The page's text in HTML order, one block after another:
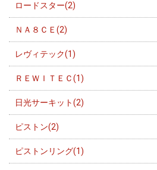
ロードスター(2)
ＮＡ８ＣＥ(2)
レヴィテック(1)
ＲＥＷＩＴＥＣ(1)
日光サーキット(2)
ピストン(2)
ピストンリング(1)